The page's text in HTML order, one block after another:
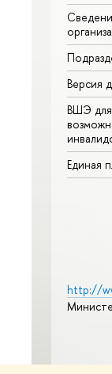
Версия
ВШЭ для
Единая
http://